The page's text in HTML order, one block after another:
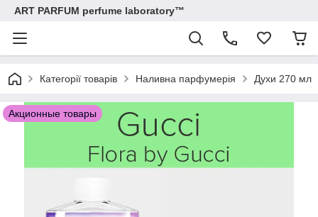
ART PARFUM perfume laboratory™
Категорії товарів Наливна парфумерія Духи 270 мл
Акционные товары